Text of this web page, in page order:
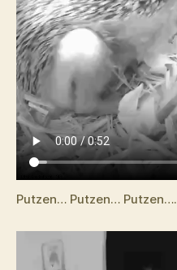
Putzen… Putzen… Putzen….